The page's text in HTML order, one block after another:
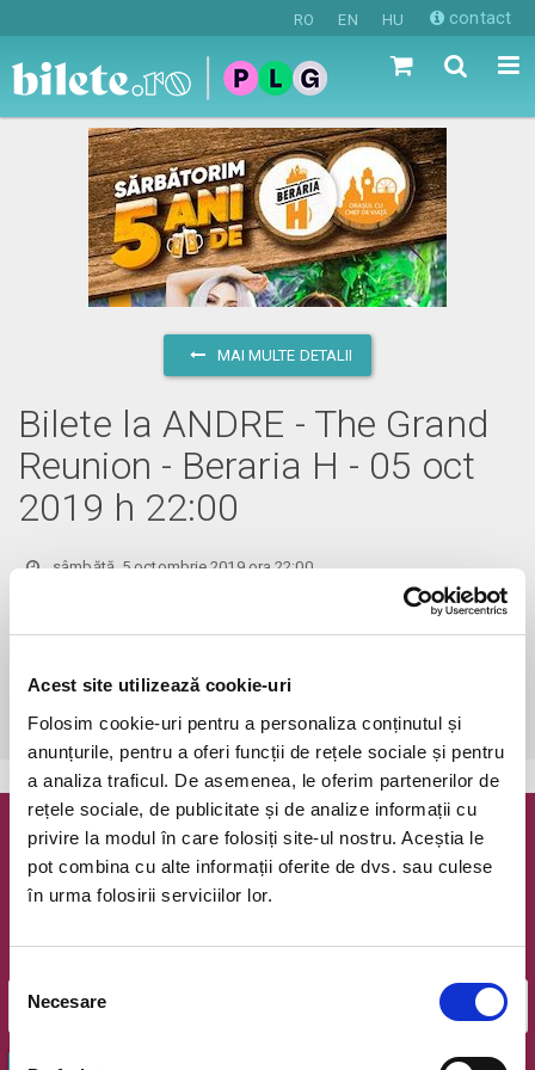
Acest site utilizează cookie-uri
Folosim cookie-uri pentru a personaliza conținutul și
anunțurile, pentru a oferi funcții de rețele sociale și pentru
a analiza traficul. De asemenea, le oferim partenerilor de
rețele sociale, de publicitate și de analize informații cu
privire la modul în care folosiți site-ul nostru. Aceștia le
pot combina cu alte informații oferite de dvs. sau culese
în urma folosirii serviciilor lor.
Selecția
consimțământului
Necesare
RO EN HU contact
MAI MULTE DETALII
Bilete la ANDRE - The Grand
Reunion - Beraria H - 05 oct
2019 h 22:00
sâmbătă, 5 octombrie 2019 ora 22:00
Biletele comandate pe www.bilete.ro cu maximum 3 zile inainte de
12.00. Dupa aceasta ora/data, nicio comanda de biletele www.bilete.ro
neridicata/neachitata nu mai este valabila.
Newsletter @ Bilete.ro
Oferte exclusive si o editie saptamanala cu cele mai noi